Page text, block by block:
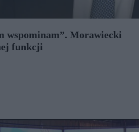
wspominam”. Morawiecki
funkcji